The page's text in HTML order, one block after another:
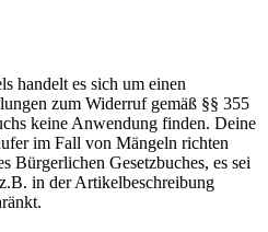
handelt es sich um einen
zum Widerruf gemäß §§ 355
keine Anwendung finden. Deine
im Fall von Mängeln richten
Bürgerlichen Gesetzbuches, es sei
in der Artikelbeschreibung